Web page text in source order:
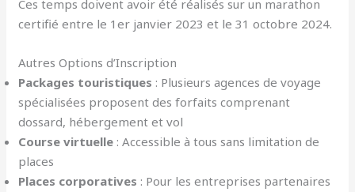
Ces temps doivent avoir été réalisés sur un marathon
certifié entre le 1er janvier 2023 et le 31 octobre 2024.
Autres Options d’Inscription
Packages touristiques : Plusieurs agences de voyage
spécialisées proposent des forfaits comprenant
dossard, hébergement et vol
Course virtuelle : Accessible à tous sans limitation de
places
Places corporatives : Pour les entreprises partenaires